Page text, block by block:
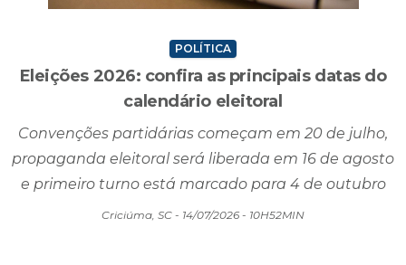
POLÍTICA
Eleições 2026: confira as principais datas do
calendário eleitoral
Convenções partidárias começam em 20 de julho,
propaganda eleitoral será liberada em 16 de agosto
e primeiro turno está marcado para 4 de outubro
Criciúma, SC - 14/07/2026 - 10H52MIN